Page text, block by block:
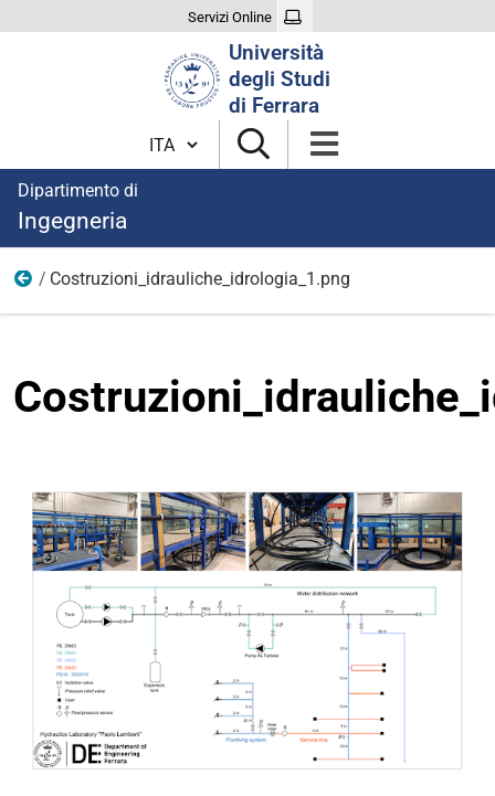
Servizi Online
Università
degli Studi
di Ferrara
Cambia lingua
Dipartimento di
Ingegneria
immagini
Costruzioni_idrauliche_idrologia_1.png